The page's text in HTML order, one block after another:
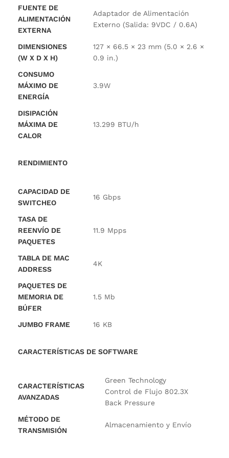
FUENTE DE
ALIMENTACIÓN
EXTERNA
Adaptador de Alimentación
Externo (Salida: 9VDC / 0.6A)
DIMENSIONES
(W X D X H)
127 × 66.5 × 23 mm (5.0 × 2.6 ×
0.9 in.)
CONSUMO
MÁXIMO DE
ENERGÍA
3.9W
DISIPACIÓN
MÁXIMA DE
CALOR
13.299 BTU/h
RENDIMIENTO
CAPACIDAD DE
SWITCHEO
16 Gbps
TASA DE
REENVÍO DE
PAQUETES
11.9 Mpps
TABLA DE MAC
ADDRESS
4K
PAQUETES DE
MEMORIA DE
BÚFER
1.5 Mb
JUMBO FRAME 16 KB
CARACTERÍSTICAS DE SOFTWARE
CARACTERÍSTICAS
AVANZADAS
Green Technology
Control de Flujo 802.3X
Back Pressure
MÉTODO DE
TRANSMISIÓN
Almacenamiento y Envío